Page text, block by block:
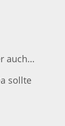
auch…
sollte